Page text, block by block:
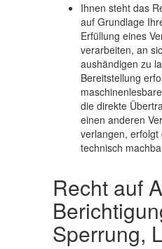
Ihnen steht das
auf Grundlage
Erfüllung eines
verarbeiten, an
aushändigen zu
Bereitstellung
die direkte
einen anderen
verlangen, erfolgt
technisch
Recht auf
Sperrung,